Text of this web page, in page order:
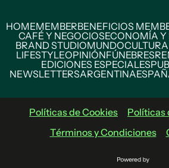
HOMEMEMBERBENEFICIOS
CAFÉ Y NEGOCIOSECONOMÍA Y
BRAND STUDIOMUNDO
LIFESTYLEOPINIÓNFÚNEBRES
EDICIONES ESPECIALES
NEWSLETTERSARGENTINA
Políticas de Cookies
Políticas
Términos y Condiciones